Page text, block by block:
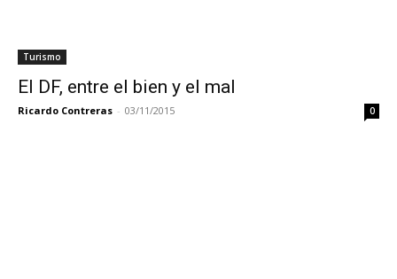
Turismo
El DF, entre el bien y el mal
Ricardo Contreras - 03/11/2015 0